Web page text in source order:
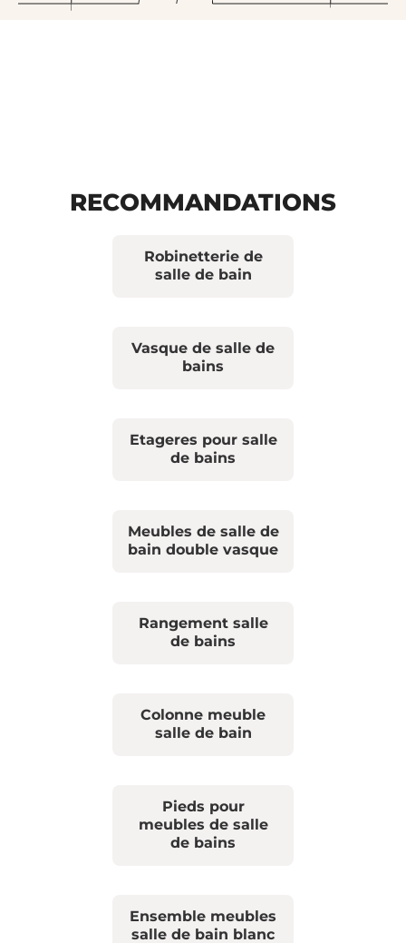
RECOMMANDATIONS
Robinetterie de
salle de bain
Vasque de salle de
bains
Etageres pour salle
de bains
Meubles de salle de
bain double vasque
Rangement salle
de bains
Colonne meuble
salle de bain
Pieds pour
meubles de salle
de bains
Ensemble meubles
salle de bain blanc